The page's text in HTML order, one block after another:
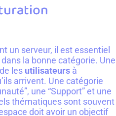
un serveur, il est essentiel
la bonne catégorie. Une
les utilisateurs à
arrivent. Une catégorie
une “Support” et une
thématiques sont souvent
doit avoir un objectif